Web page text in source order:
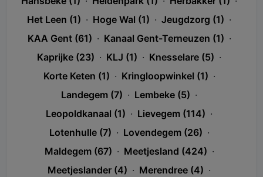
Het Leen (1) · Hoge Wal (1) · Jeugdzorg (1) ·
KAA Gent (61) · Kanaal Gent-Terneuzen (1) ·
Kaprijke (23) · KLJ (1) · Knesselare (5) ·
Korte Keten (1) · Kringloopwinkel (1) ·
Landegem (7) · Lembeke (5) ·
Leopoldkanaal (1) · Lievegem (114) ·
Lotenhulle (7) · Lovendegem (26) ·
Maldegem (67) · Meetjesland (424) ·
Meetjeslander (4) · Merendree (4) ·